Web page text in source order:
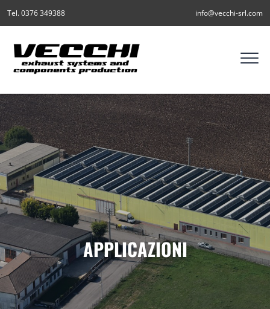
Tel. 0376 349388 info@vecchi-srl.com
APPLICAZIONI